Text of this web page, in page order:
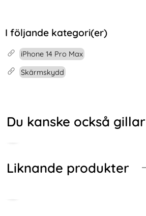
I följande kategori(er)
iPhone 14 Pro Max
Skärmskydd
Du kanske också gillar
Liknande produkter